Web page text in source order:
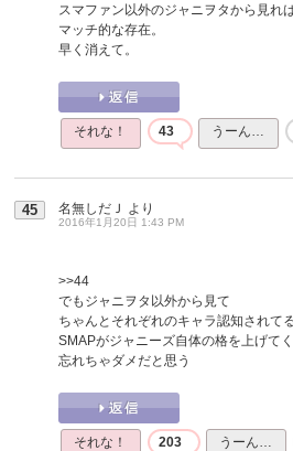
スマファン以外のジャニヲタから見れ
マッチ的な存在。
早く消えて。
それな！ 43 うーん…
45 名無しだＪ より
2016年1月20日 1:43 PM
>>44
でもジャニヲタ以外から見て
ちゃんとそれぞれのキャラ認知されて
SMAPがジャニーズ自体の格を上げて
忘れちゃダメだと思う
それな！ 203 うーん…